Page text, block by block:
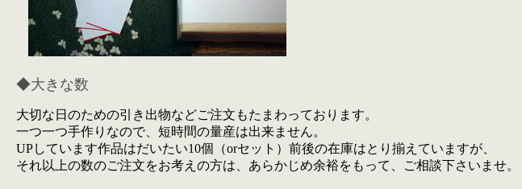
◆大きな数
大切な日のための引き出物などご注文もたまわっております。
一つ一つ手作りなので、短時間の量産は出来ません。
UPしています作品はだいたい10個（orセット）前後の在庫はとり揃えていますが、
それ以上の数のご注文をお考えの方は、あらかじめ余裕をもって、ご相談下さいませ。